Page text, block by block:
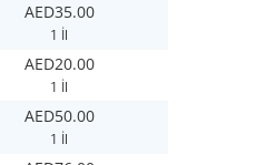
AED35.00
1 İl
AED20.00
1 İl
AED50.00
1 İl